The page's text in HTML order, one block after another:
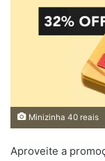
Minizinha 40 reais
Aproveite a